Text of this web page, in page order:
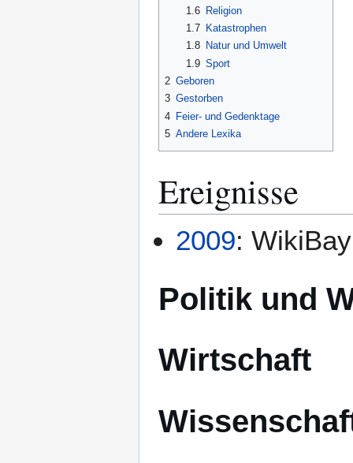
1.6
Religion
1.7
Katastrophen
1.8
Natur und Umwelt
1.9 Sport
2 Geboren
3 Gestorben
4 Feier- und Gedenktage
5 Andere Lexika
Ereignisse
2009:
Politik und
Wirtschaft